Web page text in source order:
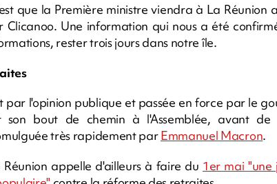
que la Première ministre viendra à La Réunion
Clicanoo. Une information qui nous a été
rester trois jours dans notre île.
par l'opinion publique et passée en force par le
bout de chemin à l'Assemblée, avant de
très rapidement parEmmanuel Macron.
Réunion appelle d'ailleurs à faire du 1er mai "une